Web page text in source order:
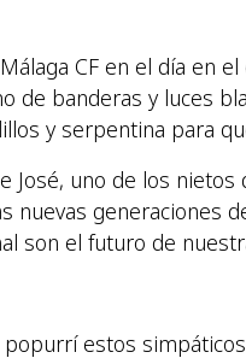
CF en el día en
de banderas y luces
y serpentina para
uno de los nietos
nuevas generaciones
son el futuro de
popurrí estos